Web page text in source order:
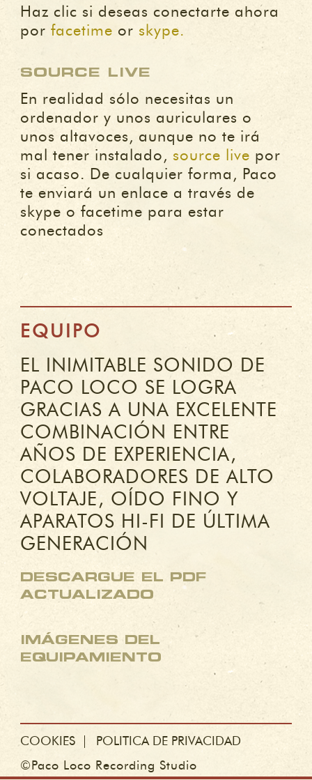
Haz clic si deseas conectarte ahora
porfacetime orskype.
SOURCE LIVE
En realidad sólo necesitas un
ordenador y unos auriculares o
unos altavoces, aunque no te irá
mal tener instalado,source live por
si acaso. De cualquier forma, Paco
te enviará un enlace a través de
skype o facetime para estar
conectados
EQUIPO
EL INIMITABLE SONIDO DE
PACO LOCO SE LOGRA
GRACIAS A UNA EXCELENTE
COMBINACIÓN ENTRE
AÑOS DE EXPERIENCIA,
COLABORADORES DE ALTO
VOLTAJE, OÍDO FINO Y
APARATOS HI-FI DE ÚLTIMA
GENERACIÓN
DESCARGUE EL PDF
ACTUALIZADO
IMÁGENES DEL
EQUIPAMIENTO
COOKIES
POLITICA DE PRIVACIDAD
©Paco Loco Recording Studio